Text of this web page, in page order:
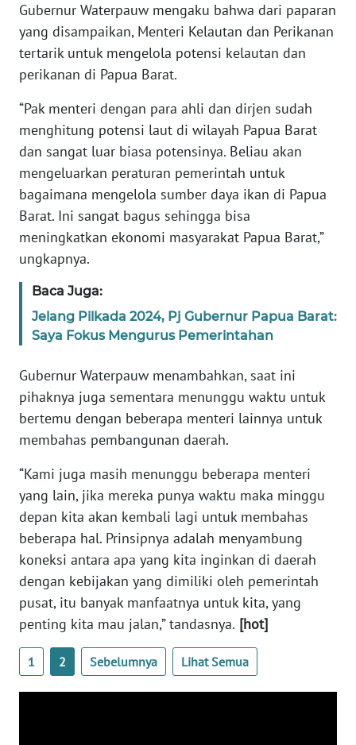
Gubernur Waterpauw mengaku bahwa dari paparan
yang disampaikan, Menteri Kelautan dan Perikanan
tertarik untuk mengelola potensi kelautan dan
perikanan di Papua Barat.
“Pak menteri dengan para ahli dan dirjen sudah
menghitung potensi laut di wilayah Papua Barat
dan sangat luar biasa potensinya. Beliau akan
mengeluarkan peraturan pemerintah untuk
bagaimana mengelola sumber daya ikan di Papua
Barat. Ini sangat bagus sehingga bisa
meningkatkan ekonomi masyarakat Papua Barat,”
ungkapnya.
Baca Juga:
Jelang Pilkada 2024, Pj Gubernur Papua Barat:
Saya Fokus Mengurus Pemerintahan
Gubernur Waterpauw menambahkan, saat ini
pihaknya juga sementara menunggu waktu untuk
bertemu dengan beberapa menteri lainnya untuk
membahas pembangunan daerah.
“Kami juga masih menunggu beberapa menteri
yang lain, jika mereka punya waktu maka minggu
depan kita akan kembali lagi untuk membahas
beberapa hal. Prinsipnya adalah menyambung
koneksi antara apa yang kita inginkan di daerah
dengan kebijakan yang dimiliki oleh pemerintah
pusat, itu banyak manfaatnya untuk kita, yang
penting kita mau jalan,” tandasnya. [hot]
1 2 Sebelumnya Lihat Semua
REDAKSI
KARIR
DISCLAIMER
Wahana
News
Regional
WN
SUMUT
WN
JAKARTA
JABAR
WN
BANTEN
WN
NTT
WN
PAPUA
WN
PAPUA